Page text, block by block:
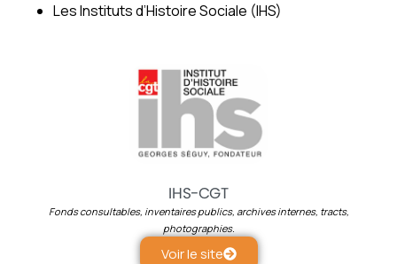
Les Instituts d’Histoire Sociale (IHS)
IHS-CGT
Fonds consultables, inventaires publics, archives internes, tracts,
photographies.
Voir le site